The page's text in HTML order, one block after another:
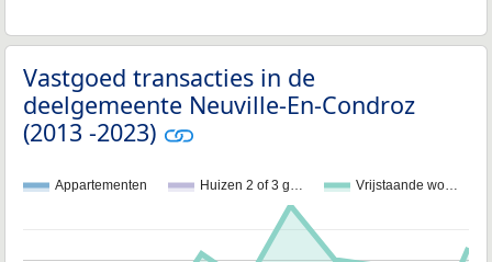
Vastgoed transacties in de
deelgemeente Neuville-En-Condroz
(2013 -2023)
Appartementen Huizen 2 of 3 g… Vrijstaande wo…